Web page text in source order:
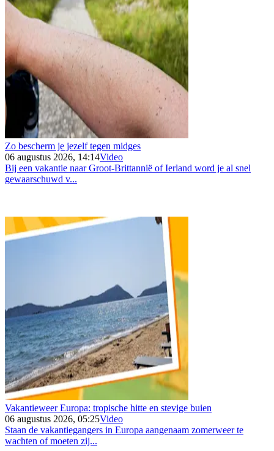
Zo bescherm je jezelf tegen midges
06 augustus 2026, 14:14Video
Bij een vakantie naar Groot-Brittannië of Ierland word je al snel
gewaarschuwd v...
Vakantieweer Europa: tropische hitte en stevige buien
06 augustus 2026, 05:25Video
Staan de vakantiegangers in Europa aangenaam zomerweer te
wachten of moeten zij...